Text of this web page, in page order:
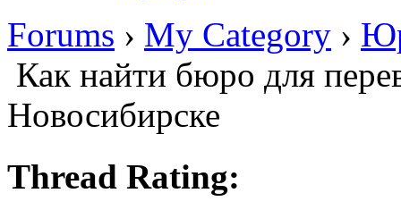
Forums › My Category ›
Как найти бюро для
Новосибирске
Thread Rating: